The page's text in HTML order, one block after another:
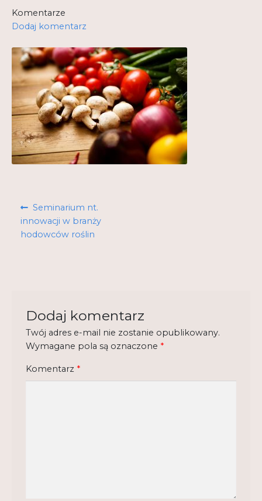
My Account
Nauka praktyce praktyka nauce
O nas
Polityka Prywatności
Pomoc
Realizacje
Test
Tutor na UPWr
Mistrzowie dydaktyki
Mistrzowie dydaktyki 2
Komentarze
Dodaj komentarz
Nawigacja
wpisu
Poprzedni
wpis:
Seminarium nt.
innowacji w branży
hodowców roślin
Dodaj komentarz
Twój adres e-mail nie zostanie opublikowany.
Wymagane pola są oznaczone *
Komentarz *